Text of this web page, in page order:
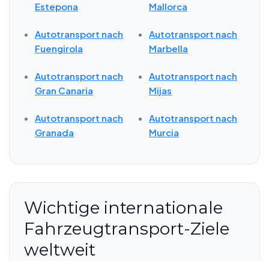
Estepona
Autotransport nach
Fuengirola
Autotransport nach
Gran Canaria
Autotransport nach
Granada
Mallorca
Autotransport nach
Marbella
Autotransport nach
Mijas
Autotransport nach
Murcia
Wichtige internationale
Fahrzeugtransport-Ziele
weltweit